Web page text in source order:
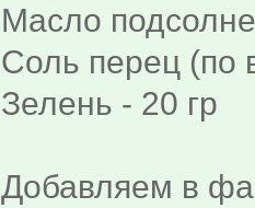
Масло
Соль перец (по
Зелень - 20 гр
Добавляем в